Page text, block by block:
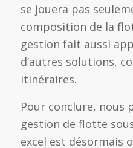
se jouera pas
composition de la
gestion fait aussi
d’autres solutions,
itinéraires.
Pour conclure, nous
gestion de flotte
excel est désormais